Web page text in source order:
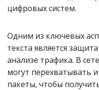
цифровых систем.
Одним из ключевых
текста является
анализе трафика. В
могут перехватывать
пакеты, чтобы